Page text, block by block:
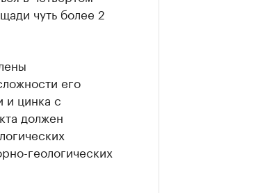
чуть более 2
его
и цинка с
должен
геологических